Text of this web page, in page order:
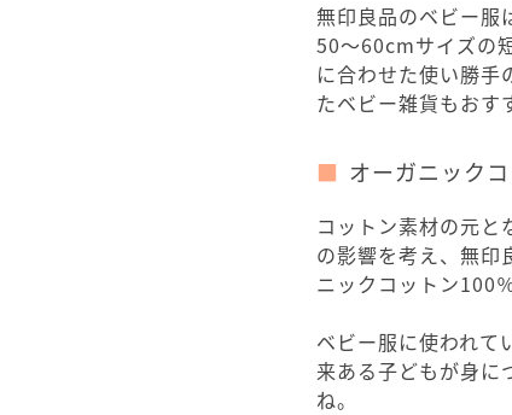
無印良品のベビー服
50～60cmサイズの
に合わせた使い勝手
たベビー雑貨もおす
オーガニック
コットン素材の元と
の影響を考え、無印
ニックコットン100
ベビー服に使われて
来ある子どもが身に
ね。